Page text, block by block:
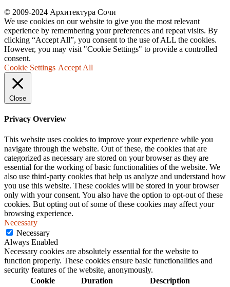
© 2009-2024 Архитектура Сочи
We use cookies on our website to give you the most relevant
experience by remembering your preferences and repeat visits. By
clicking “Accept All”, you consent to the use of ALL the cookies.
However, you may visit "Cookie Settings" to provide a controlled
consent.
Cookie Settings Accept All
Close
Privacy Overview
This website uses cookies to improve your experience while you
navigate through the website. Out of these, the cookies that are
categorized as necessary are stored on your browser as they are
essential for the working of basic functionalities of the website. We
also use third-party cookies that help us analyze and understand how
you use this website. These cookies will be stored in your browser
only with your consent. You also have the option to opt-out of these
cookies. But opting out of some of these cookies may affect your
browsing experience.
Necessary
Necessary
Always Enabled
Necessary cookies are absolutely essential for the website to
function properly. These cookies ensure basic functionalities and
security features of the website, anonymously.
Cookie
Duration Description